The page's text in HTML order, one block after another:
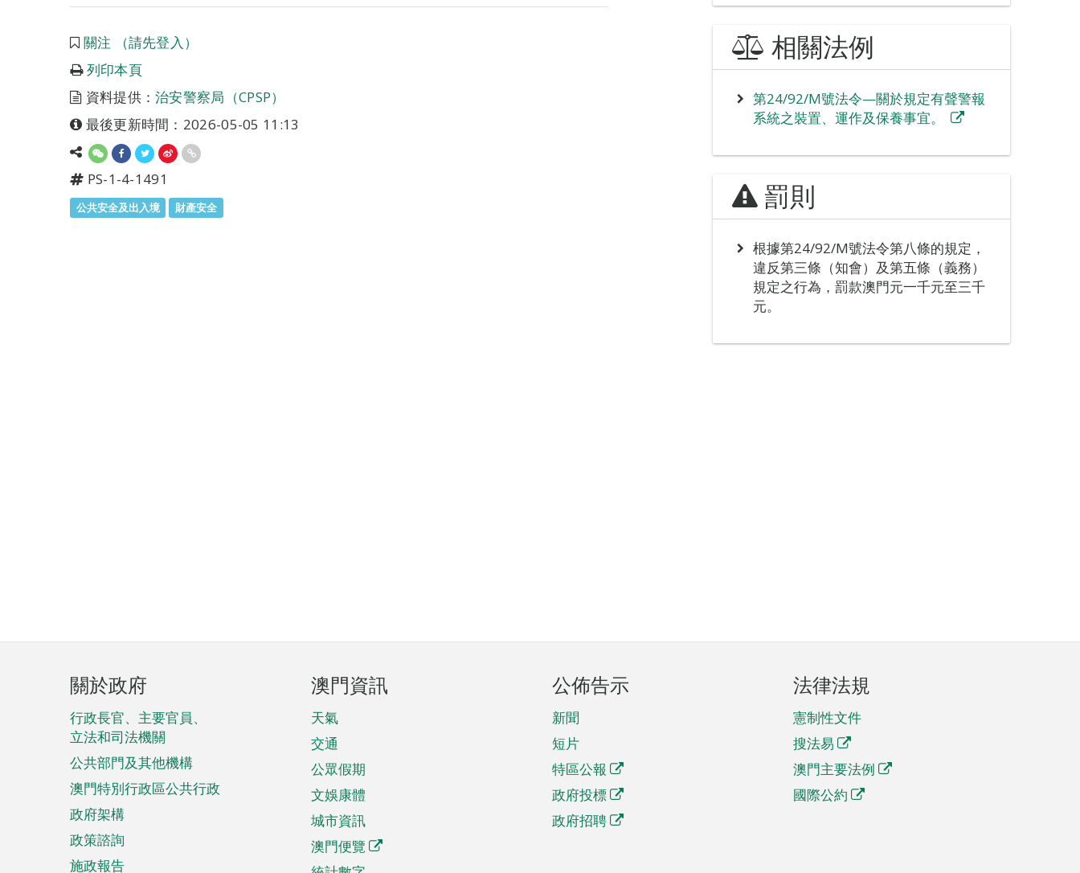
關注 （請先登入）
列印本頁
資料提供：治安警察局（CPSP）
最後更新時間：2026-05-05 11:13
PS-1-4-1491
公共安全及出入境 財產安全
相關法例
第24/92/M號法令—關於規定有聲警報
系統之裝置、運作及保養事宜。
罰則
根據第24/92/M號法令第八條的規定，
違反第三條（知會）及第五條（義務）
規定之行為，罰款澳門元一千元至三千
元。
頁
腳
菜
單
關於政府
行政長官、主要官員、
立法和司法機關
公共部門及其他機構
澳門特別行政區公共行政
政府架構
政策諮詢
施政報告
澳門資訊
天氣
交通
公眾假期
文娛康體
城市資訊
澳門便覽
公佈告示
新聞
短片
特區公報
政府投標
政府招聘
法律法規
憲制性文件
搜法易
澳門主要法例
國際公約